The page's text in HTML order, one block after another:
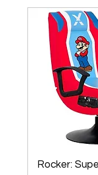
Rocker: